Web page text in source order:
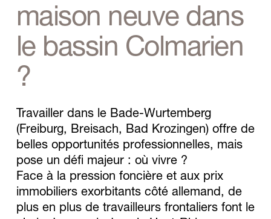
maison neuve dans
le bassin Colmarien
?
Travailler dans le Bade-Wurtemberg
(Freiburg, Breisach, Bad Krozingen) offre de
belles opportunités professionnelles, mais
pose un défi majeur : où vivre ?
Face à la pression foncière et aux prix
immobiliers exorbitants côté allemand, de
plus en plus de travailleurs frontaliers font le